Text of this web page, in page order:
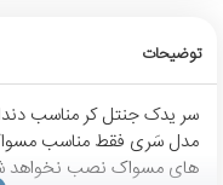
توضیحات
سر یدک جنتل کر مناسب
های مسواک نصب نخواهد